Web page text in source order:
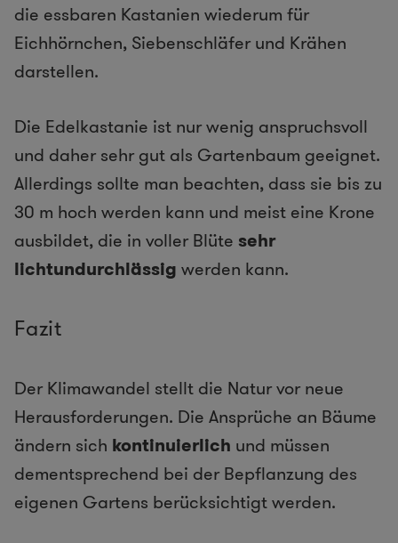
die essbaren Kastanien wiederum für
Eichhörnchen, Siebenschläfer und Krähen
darstellen.
Die Edelkastanie ist nur wenig anspruchsvoll
und daher sehr gut als Gartenbaum geeignet.
Allerdings sollte man beachten, dass sie bis zu
30 m hoch werden kann und meist eine Krone
ausbildet, die in voller Blüte sehr
lichtundurchlässig werden kann.
Fazit
Der Klimawandel stellt die Natur vor neue
Herausforderungen. Die Ansprüche an Bäume
ändern sich kontinuierlich und müssen
dementsprechend bei der Bepflanzung des
eigenen Gartens berücksichtigt werden.